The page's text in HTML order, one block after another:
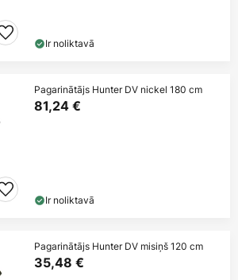
Ir noliktavā
Pagarinātājs Hunter DV nickel 180 cm
81,24 €
Ir noliktavā
Pagarinātājs Hunter DV misiņš 120 cm
35,48 €